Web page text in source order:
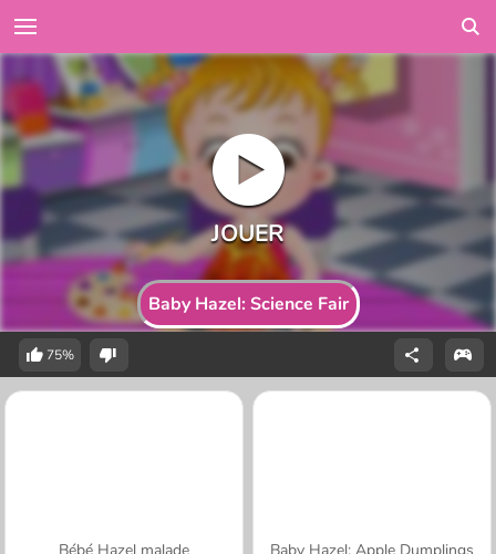
Baby Hazel: Science Fair
75%